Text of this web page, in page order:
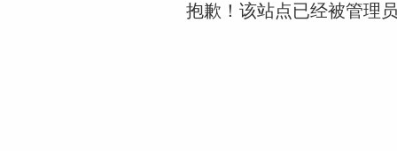
抱歉！该站点已经被管理